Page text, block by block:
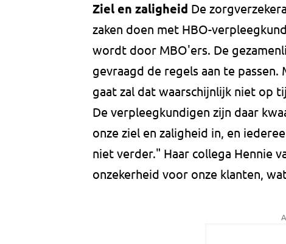
Ziel en zaligheid De
zaken doen met HBO-
wordt door MBO'ers. De
gevraagd de regels aan te
gaat zal dat waarschijnlijk niet op
De verpleegkundigen zijn daar
onze ziel en zaligheid in, en
niet verder." Haar collega Hennie
onzekerheid voor onze klanten,